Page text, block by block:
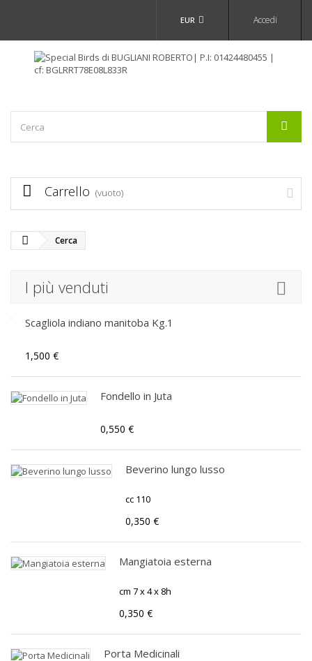
Accedi
EUR
Carrello (vuoto)
Cerca
I più venduti
Scagliola indiano manitoba Kg.1
1,500 €
Fondello in Juta
0,550 €
Beverino lungo lusso
cc 110
0,350 €
Mangiatoia esterna
cm 7 x 4 x 8h
0,350 €
Porta Medicinali